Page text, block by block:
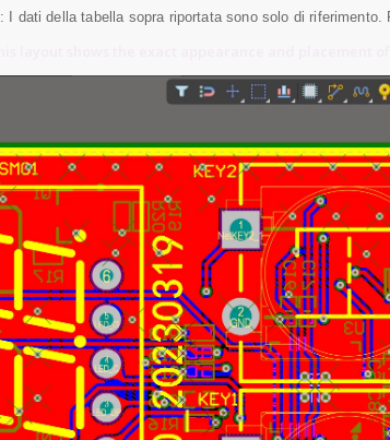
: I dati della tabella sopra riportata sono solo di